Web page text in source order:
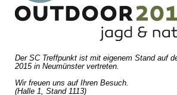
Der SC Treffpunkt ist mit eigenem Stand auf
2015 in Neumünster vertreten.
Wir freuen uns auf Ihren Besuch.
(Halle 1, Stand 1113)